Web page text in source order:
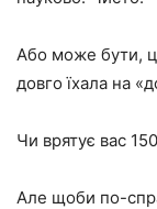
Або може бути,
довго їхала на
Чи врятує вас
Але щоби по-